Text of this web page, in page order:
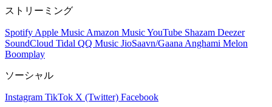
ストリーミング
Spotify Apple Music Amazon MusicYouTube Shazam Deezer
SoundCloud Tidal QQ Music JioSaavn/Gaana Anghami Melon
Boomplay
ソーシャル
Instagram TikTok X (Twitter) Facebook